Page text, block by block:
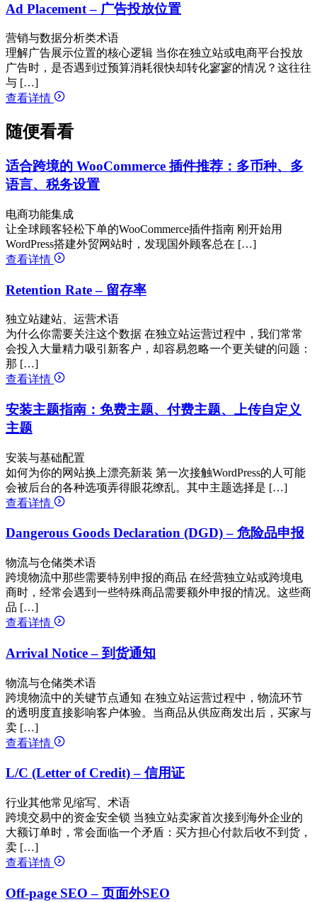
Ad Placement – 广告投放位置
营销与数据分析类术语
理解广告展示位置的核心逻辑 当你在独立站或电商平台投放
广告时，是否遇到过预算消耗很快却转化寥寥的情况？这往往
与 […]
查看详情
随便看看
适合跨境的 WooCommerce 插件推荐：多币种、多
语言、税务设置
电商功能集成
让全球顾客轻松下单的WooCommerce插件指南 刚开始用
WordPress搭建外贸网站时，发现国外顾客总在 […]
查看详情
Retention Rate – 留存率
独立站建站、运营术语
为什么你需要关注这个数据 在独立站运营过程中，我们常常
会投入大量精力吸引新客户，却容易忽略一个更关键的问题：
那 […]
查看详情
安装主题指南：免费主题、付费主题、上传自定义
主题
安装与基础配置
如何为你的网站换上漂亮新装 第一次接触WordPress的人可能
会被后台的各种选项弄得眼花缭乱。其中主题选择是 […]
查看详情
Dangerous Goods Declaration (DGD) – 危险品申报
物流与仓储类术语
跨境物流中那些需要特别申报的商品 在经营独立站或跨境电
商时，经常会遇到一些特殊商品需要额外申报的情况。这些商
品 […]
查看详情
Arrival Notice – 到货通知
物流与仓储类术语
跨境物流中的关键节点通知 在独立站运营过程中，物流环节
的透明度直接影响客户体验。当商品从供应商发出后，买家与
卖 […]
查看详情
L/C (Letter of Credit) – 信用证
行业其他常见缩写、术语
跨境交易中的资金安全锁 当独立站卖家首次接到海外企业的
大额订单时，常会面临一个矛盾：买方担心付款后收不到货，
卖 […]
查看详情
Off-page SEO – 页面外SEO